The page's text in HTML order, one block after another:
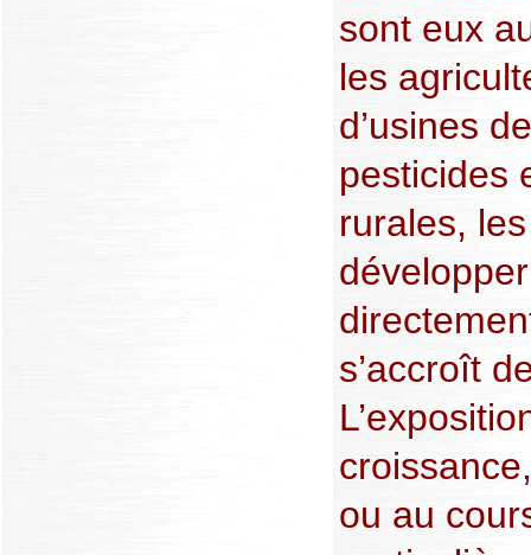
sont eux
les
d’usines
pesticides
rurales,
s’accroît
ou au